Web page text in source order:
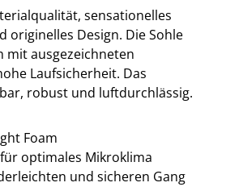
sensationelles
originelles Design. Die Sohle
ausgezeichneten
Laufsicherheit. Das
robust und luftdurchlässig.
Foam
optimales Mikroklima
und sicheren Gang